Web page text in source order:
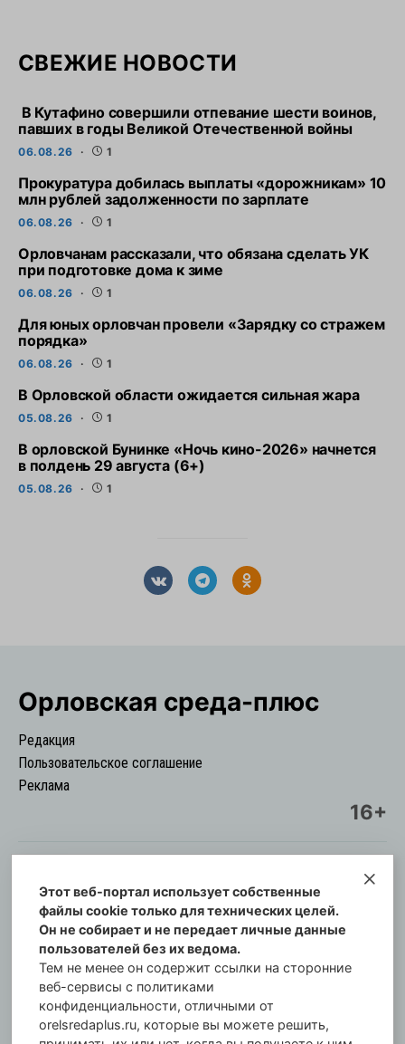
СВЕЖИЕ НОВОСТИ
В Кутафино совершили отпевание шести воинов,
павших в годы Великой Отечественной войны
06.08.26 1
Прокуратура добилась выплаты «дорожникам» 10
млн рублей задолженности по зарплате
06.08.26 1
Орловчанам рассказали, что обязана сделать УК
при подготовке дома к зиме
06.08.26 1
Для юных орловчан провели «Зарядку со стражем
порядка»
06.08.26 1
В Орловской области ожидается сильная жара
05.08.26 1
В орловской Бунинке «Ночь кино-2026» начнется
в полдень 29 августа (6+)
05.08.26 1
Орловская cреда-плюс
Редакция
Пользовательское соглашение
Реклама
16+
© Информационный городской портал
Орловская cреда-плюс, 2021-2026
Свидетельство о регистрации СМИ: ПИ №57-
00254 от 29 октября 2013 г.
Газета зарегистрирована Управлением
Федеральной службы по надзору в сфере связи,
информационных технологий и массовых
Этот веб-портал использует собственные
файлы cookie только для технических целей.
Он не собирает и не передает личные данные
пользователей без их ведома.
Тем не менее он содержит ссылки на сторонние
веб-сервисы с политиками
конфиденциальности, отличными от
orelsredaplus.ru, которые вы можете решить,